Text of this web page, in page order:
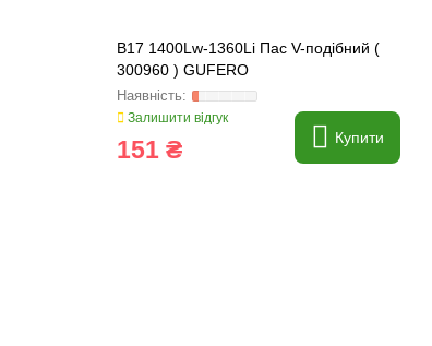
B17 1400Lw-1360Li Пас V-подібний (
300960 ) GUFERO
Залишити відгук
151 ₴ Купити